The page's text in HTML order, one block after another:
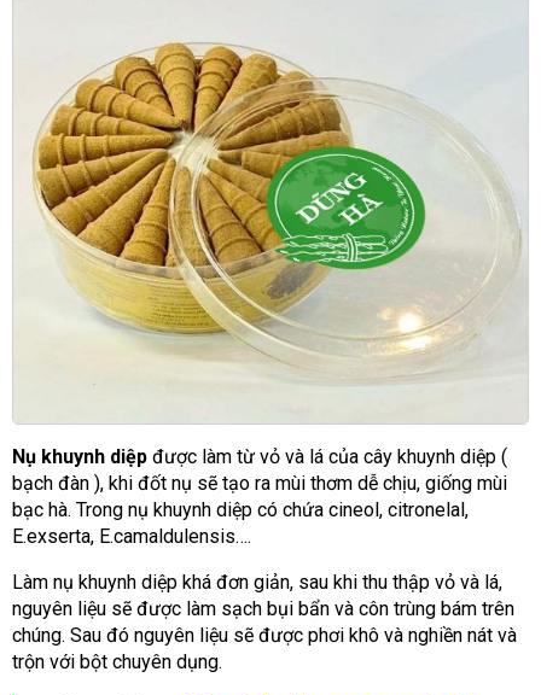
Nụ khuynh diệp được làm từ vỏ và lá của cây khuynh diệp (
bạch đàn ), khi đốt nụ sẽ tạo ra mùi thơm dễ chịu, giống mùi
bạc hà. Trong nụ khuynh diệp có chứa cineol, citronelal,
E.exserta, E.camaldulensis….
Làm nụ khuynh diệp khá đơn giản, sau khi thu thập vỏ và lá,
nguyên liệu sẽ được làm sạch bụi bẩn và côn trùng bám trên
chúng. Sau đó nguyên liệu sẽ được phơi khô và nghiền nát và
trộn với bột chuyên dụng.